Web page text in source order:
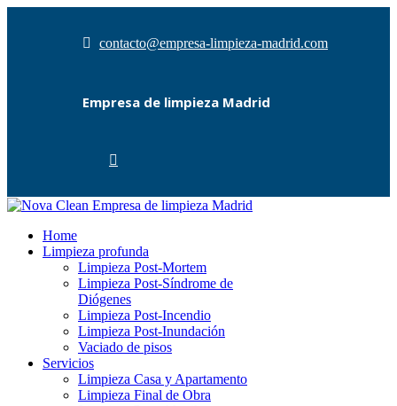
contacto@empresa-limpieza-madrid.com
Empresa de limpieza Madrid
Home
Limpieza profunda
Limpieza Post-Mortem
Limpieza Post-Síndrome de
Diógenes
Limpieza Post-Incendio
Limpieza Post-Inundación
Vaciado de pisos
Servicios
Limpieza Casa y Apartamento
Limpieza Final de Obra